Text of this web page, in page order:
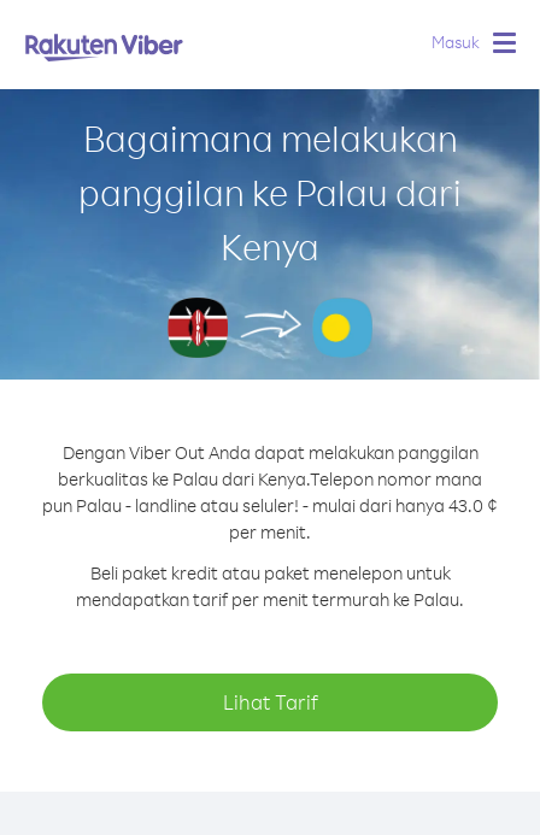
Masuk
Bagaimana melakukan
panggilan ke Palau dari
Kenya
Dengan Viber Out Anda dapat melakukan panggilan
berkualitas ke Palau dari Kenya.Telepon nomor mana
pun Palau - landline atau seluler! - mulai dari hanya 43.0 ¢
per menit.
Beli paket kredit atau paket menelepon untuk
mendapatkan tarif per menit termurah ke Palau.
Lihat Tarif